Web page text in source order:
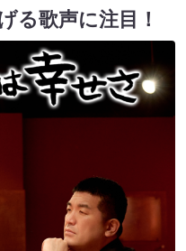
る歌声に注目！